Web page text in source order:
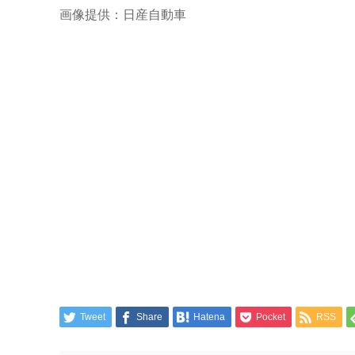
画像提供：日産自動車
Tweet Share Hatena Pocket RSS